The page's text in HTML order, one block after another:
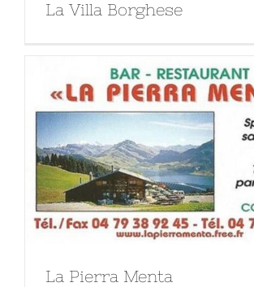
La Villa Borghese
La Pierra Menta